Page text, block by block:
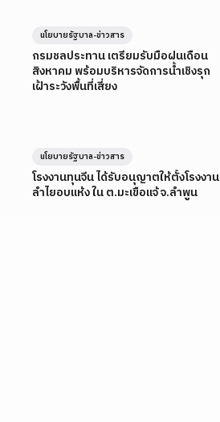
กรมชลประทาน เตรียมรับมือฝนเดือน
สิงหาคม พร้อมบริหารจัดการน้ำเชิงรุก
เฝ้าระวังพื้นที่เสี่ยง
นโยบายรัฐบาล-ข่าวสาร
โรงงานทุนจีน ได้รับอนุญาตให้ตั้งโรงงาน
ลำไยอบแห้ง ใน ต.มะเขือแจ้ จ.ลำพูน
นโยบายรัฐบาล-ข่าวสาร